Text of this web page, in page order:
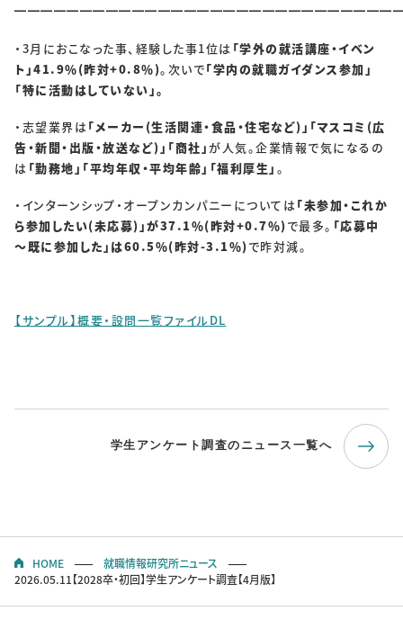
・3月におこなった事、経験した事1位は 「学外の就活講座・イベン
ト」41.9％(昨対+0.8％)。次いで「学内の就職ガイダンス参加」
「特に活動はしていない」。
・志望業界は 「メーカー(生活関連・食品・住宅など)」「マスコミ(広
告・新聞・出版・放送など)」「商社」が人気。企業情報で気になるの
は 「勤務地」「平均年収・平均年齢」「福利厚生」 。
・インターンシップ・オープンカンパニーについては「未参加・これか
ら参加したい(未応募)」が37.1％(昨対+0.7％)で最多。 「応募中
～既に参加した」は60.5％(昨対-3.1％)で昨対減。
【サンプル】概要・設問一覧ファイルDL
学生アンケート調査のニュース一覧へ
HOME
就職情報研究所ニュース
2026.05.11【2028卒・初回】学生アンケート調査【4月版】